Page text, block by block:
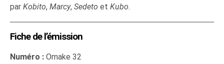
par Kobito, Marcy, Sedeto et Kubo.
Fiche de l’émission
Numéro : Omake 32